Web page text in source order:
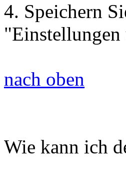
4. Speichern
"Einstellungen
nach oben
Wie kann ich